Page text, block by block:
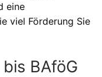
eine
viel Förderung Sie
BAföG